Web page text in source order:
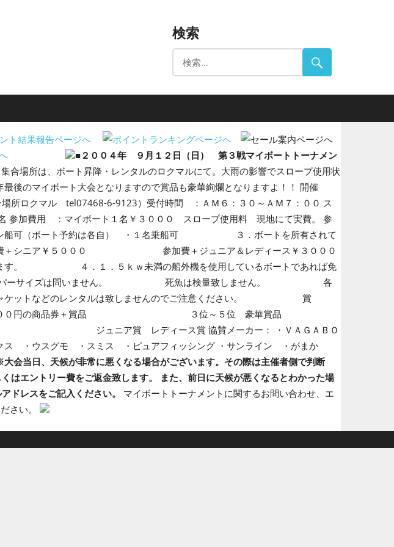
検索
■２００４年 ９月１２日（日） 第３戦マイボートトーナメン
合場所は、ボート昇降・レンタルのロクマルにて。大雨の影響でスロープ使用状
後のマイボート大会となりますので賞品も豪華絢爛となりますよ！！ 開催
クマル tel07468-6-9123）受付時間 ：ＡＭ６：３０～ＡＭ７：００ ス
加費用 ：マイボート１名￥３０００ スロープ使用料 現地にて実費。 参
可（ボート予約は各自） ・１名乗船可 ３．ボートを所有されて
シニア￥５０００ 参加費＋ジュニア＆レディース￥３０００
４．１．５ｋｗ未満の船外機を使用しているボートであれば免
ーパーサイズは問いません。 死魚は検量致しません。 各
ケットなどのレンタルは致しませんのでご注意ください。 賞
０円の商品券＋賞品 ３位～５位 豪華賞品
ュニア賞 レディース賞 協賛メーカー： ・ＶＡＧＡＢＯ
・ウスグモ ・スミス ・ピュアフィッシング ・サンライン ・がまか
会当日、天候が非常に悪くなる場合がございます。その際は主催者側で判断
はエントリー費をご返金致します。 また、前日に天候が悪くなるとわかった場
ドレスをご記入ください。
マイボートトーナメントに関するお問い合わせ、エ
さい。